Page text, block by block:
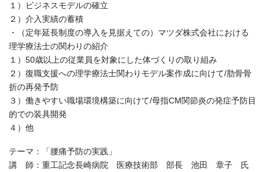
１）ビジネスモデルの確立
２）介入実績の蓄積
・（定年延長制度の導入を見据えての）マツダ株式会社における
理学療法士の関わりの紹介
１）50歳以上の従業員を対象にした体づくりの取り組み
２）復職支援への理学療法士関わりモデル案作成に向けて/肋骨骨
折の再発予防
３）働きやすい職場環境構築に向けて/母指CM関節炎の発症予防目
的での装具開発
４）他
テーマ：「腰痛予防の実践」
講 師：重工記念長崎病院 医療技術部 部長 池田 章子 氏